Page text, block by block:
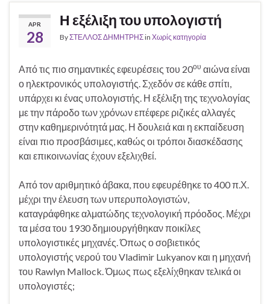
APR
28
Η εξέλιξη του υπολογιστή
ByΣΤΕΛΛΟΣ ΔΗΜΗΤΡΗΣin Χωρίς κατηγορία
Από τις πιο σημαντικές εφευρέσεις του 20ου αιώνα είναι
ο ηλεκτρονικός υπολογιστής. Σχεδόν σε κάθε σπίτι,
υπάρχει κι ένας υπολογιστής. Η εξέλιξη της τεχνολογίας
με την πάροδο των χρόνων επέφερε ριζικές αλλαγές
στην καθημερινότητά μας. Η δουλειά και η εκπαίδευση
είναι πιο προσβάσιμες, καθώς οι τρόποι διασκέδασης
και επικοινωνίας έχουν εξελιχθεί.
Από τον αριθμητικό άβακα, που εφευρέθηκε το 400 π.Χ.
μέχρι την έλευση των υπερυπολογιστών,
καταγράφθηκε αλματώδης τεχνολογική πρόοδος. Μέχρι
τα μέσα του 1930 δημιουργήθηκαν ποικίλες
υπολογιστικές μηχανές. Όπως ο σοβιετικός
υπολογιστής νερού του Vladimir Lukyanov και η μηχανή
του Rawlyn Mallock. Όμως πως εξελίχθηκαν τελικά οι
υπολογιστές;